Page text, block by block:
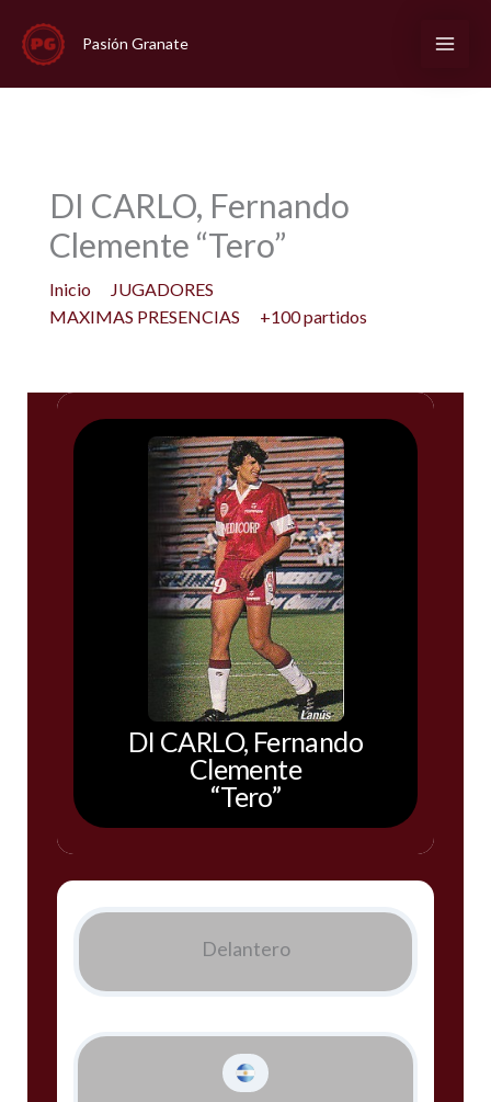
contenido
Pasión Granate
DI CARLO, Fernando
Clemente “Tero”
Inicio
JUGADORES
MAXIMAS PRESENCIAS
+100 partidos
DI CARLO, Fernando
Clemente
“Tero”
Delantero